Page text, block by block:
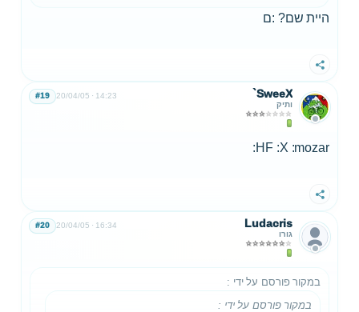
היית שם? :ם
שתף
`SweeX
ותיק
20/04/05 14:23
#19
HF :X :mozar:
שתף
Ludacris
גורו
20/04/05 16:34
#20
במקור פורסם על ידי :
במקור פורסם על ידי :